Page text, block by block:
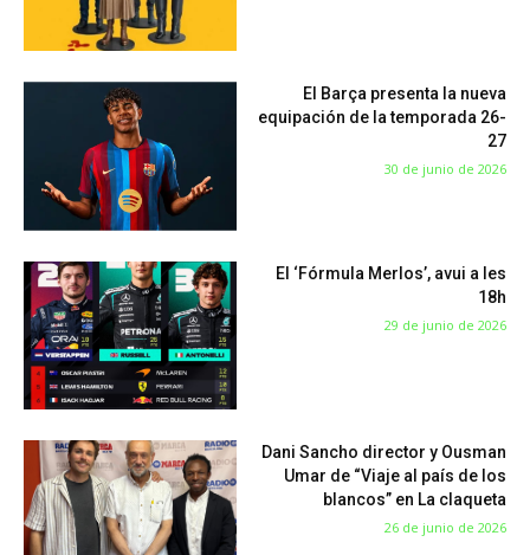
El Barça presenta la nueva
equipación de la temporada 26-
27
30 de junio de 2026
El ‘Fórmula Merlos’, avui a les
18h
29 de junio de 2026
Dani Sancho director y Ousman
Umar de “Viaje al país de los
blancos” en La claqueta
26 de junio de 2026